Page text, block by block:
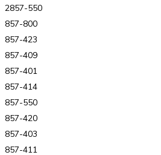
2857-550
857-800
857-423
857-409
857-401
857-414
857-550
857-420
857-403
857-411